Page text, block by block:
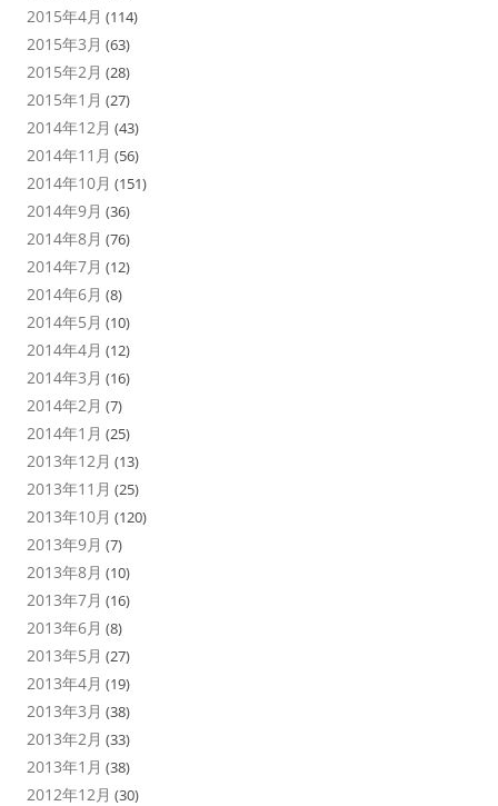
2015年4月 (114)
2015年3月 (63)
2015年2月 (28)
2015年1月 (27)
2014年12月 (43)
2014年11月 (56)
2014年10月 (151)
2014年9月 (36)
2014年8月 (76)
2014年7月 (12)
2014年6月 (8)
2014年5月 (10)
2014年4月 (12)
2014年3月 (16)
2014年2月 (7)
2014年1月 (25)
2013年12月 (13)
2013年11月 (25)
2013年10月 (120)
2013年9月 (7)
2013年8月 (10)
2013年7月 (16)
2013年6月 (8)
2013年5月 (27)
2013年4月 (19)
2013年3月 (38)
2013年2月 (33)
2013年1月 (38)
2012年12月 (30)